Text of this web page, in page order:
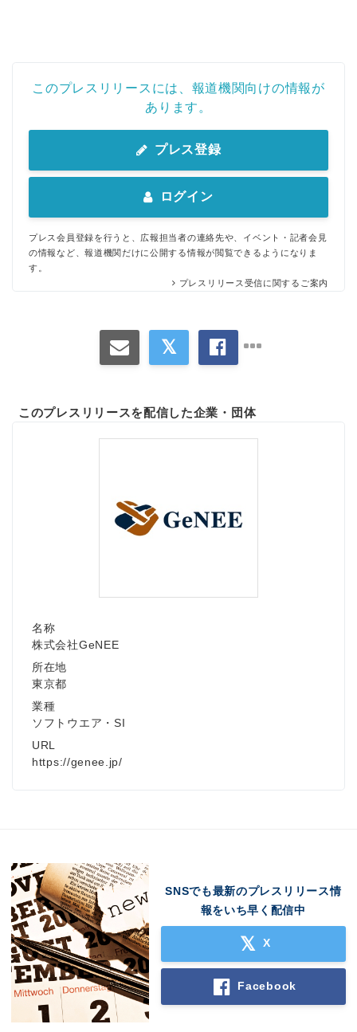
このプレスリリースには、報道機関向けの情報が
あります。
プレス登録
ログイン
プレス会員登録を行うと、広報担当者の連絡先や、イベント・記者会見
の情報など、報道機関だけに公開する情報が閲覧できるようになりま
す。
プレスリリース受信に関するご案内
このプレスリリースを配信した企業・団体
名称
株式会社GeNEE
所在地
東京都
業種
ソフトウエア・SI
URL
https://genee.jp/
SNSでも最新のプレスリリース情
報をいち早く配信中
X
Facebook